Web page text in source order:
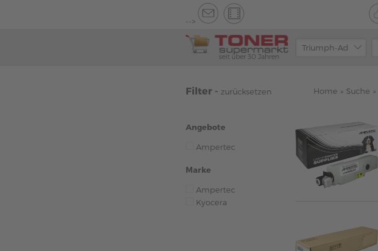
-->
seit über 30 Jahren
Filter - zurücksetzen
Angebote
Ampertec
Marke
Ampertec
Kyocera
Home » Suche »